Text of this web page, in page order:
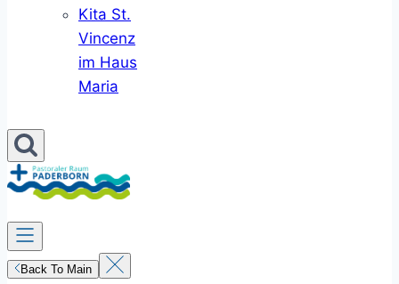
Kita St.
Vincenz
im Haus
Maria
Back To Main